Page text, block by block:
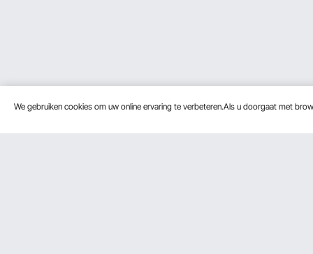
We gebruiken cookies om uw online ervaring te verbeteren.Als u doorgaat met